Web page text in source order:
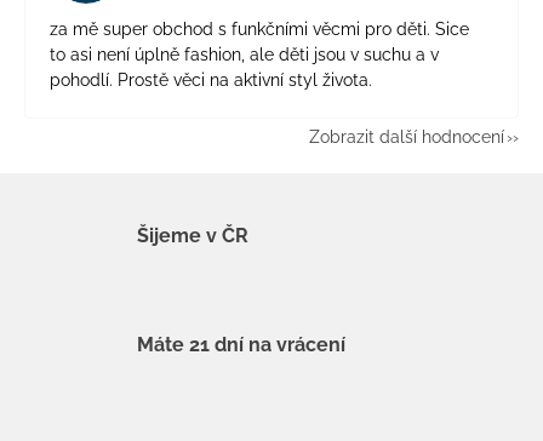
za mě super obchod s funkčními věcmi pro děti. Sice
to asi není úplně fashion, ale děti jsou v suchu a v
pohodlí. Prostě věci na aktivní styl života.
Zobrazit další hodnocení
Šijeme v ČR
Máte 21 dní na vrácení